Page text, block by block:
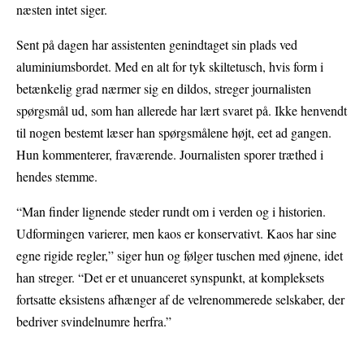
næsten intet siger.
Sent på dagen har assistenten genindtaget sin plads ved
aluminiumsbordet. Med en alt for tyk skiltetusch, hvis form i
betænkelig grad nærmer sig en dildos, streger journalisten
spørgsmål ud, som han allerede har lært svaret på. Ikke henvendt
til nogen bestemt læser han spørgsmålene højt, eet ad gangen.
Hun kommenterer, fraværende. Journalisten sporer træthed i
hendes stemme.
“Man finder lignende steder rundt om i verden og i historien.
Udformingen varierer, men kaos er konservativt. Kaos har sine
egne rigide regler,” siger hun og følger tuschen med øjnene, idet
han streger. “Det er et unuanceret synspunkt, at kompleksets
fortsatte eksistens afhænger af de velrenommerede selskaber, der
bedriver svindelnumre herfra.”